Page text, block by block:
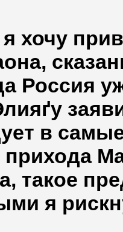
хочу
Россия
в
такое
я